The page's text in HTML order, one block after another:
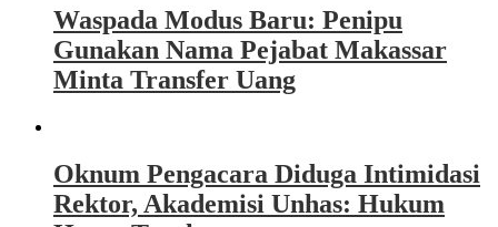
Waspada Modus Baru: Penipu
Gunakan Nama Pejabat Makassar
Minta Transfer Uang
Oknum Pengacara Diduga Intimidasi
Rektor, Akademisi Unhas: Hukum